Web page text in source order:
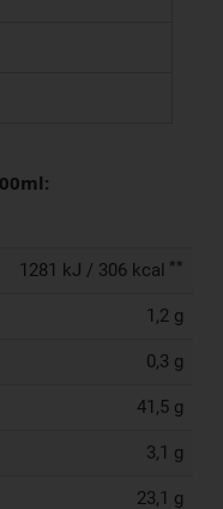
1281 kJ / 306 kcal **
1,2 g
0,3 g
41,5 g
3,1 g
23,1 g